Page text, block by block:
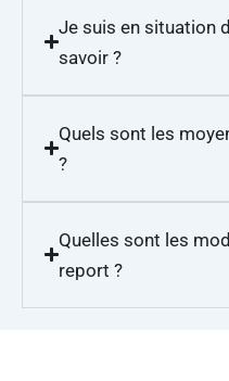
Je suis en situation
savoir ?
Quels sont les
?
Quelles sont les
report ?